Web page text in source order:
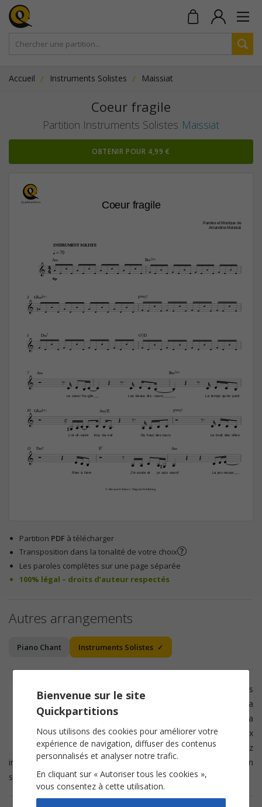
Accueil Instruments Solistes Maissiat
Coeur fragile
Partition Instruments Solistes Maissiat
OBTENIR POUR 4,99 €
Coeur fragile
Paroles et Musique de
Amandine Maissiat
© Because Editions / Wagram Publishing
mp
A‹ B‹(b5)
q = 70
G©‹(b5) FŒ„Š7
3
D‹7 G7/D
5
A‹
Le cœur fra gile
- Les beaux dis cours
-
B‹(b5)
Le temps qu'on perd
7
G©‹(b5)
L'or di
- naire
- trop ba
A‹/E
nal
- Du haut des tours
FŒ„Š7
Le bruit des villes
10
D‹6
Rien à faire
E7
J'é coute
- et je suis sourd
A‹
La jeu nesse
-
13
4
4

INSTRUMENT SOLISTE





                               

                               
 

  

  

  

                
                 
 

              
      
    
 
   
Partition PDF à télécharger
Transposition dans la tonalité de votre choix
Les paroles complètes sur une page séparée
100% légal – droits d’auteur respectés
Autres arrangements
Piano Chant Instruments Solistes
Cette partition convient pour les
, la
Trompette
ou la
Clarinette. Elle convient aussi aux
chanteurs. Après achat, vous pourrez
imprimer lapartitiondans la tonalité de votre choix ou en
sélectionant directement votreinstrumenttranspositeur.
Bienvenue sur le site
Quickpartitions
Nous utilisons des cookies pour améliorer votre
expérience de navigation, diffuser des contenus
personnalisés et analyser notre trafic.
En cliquant sur « Autoriser tous les cookies »,
vous consentez à cette utilisation.